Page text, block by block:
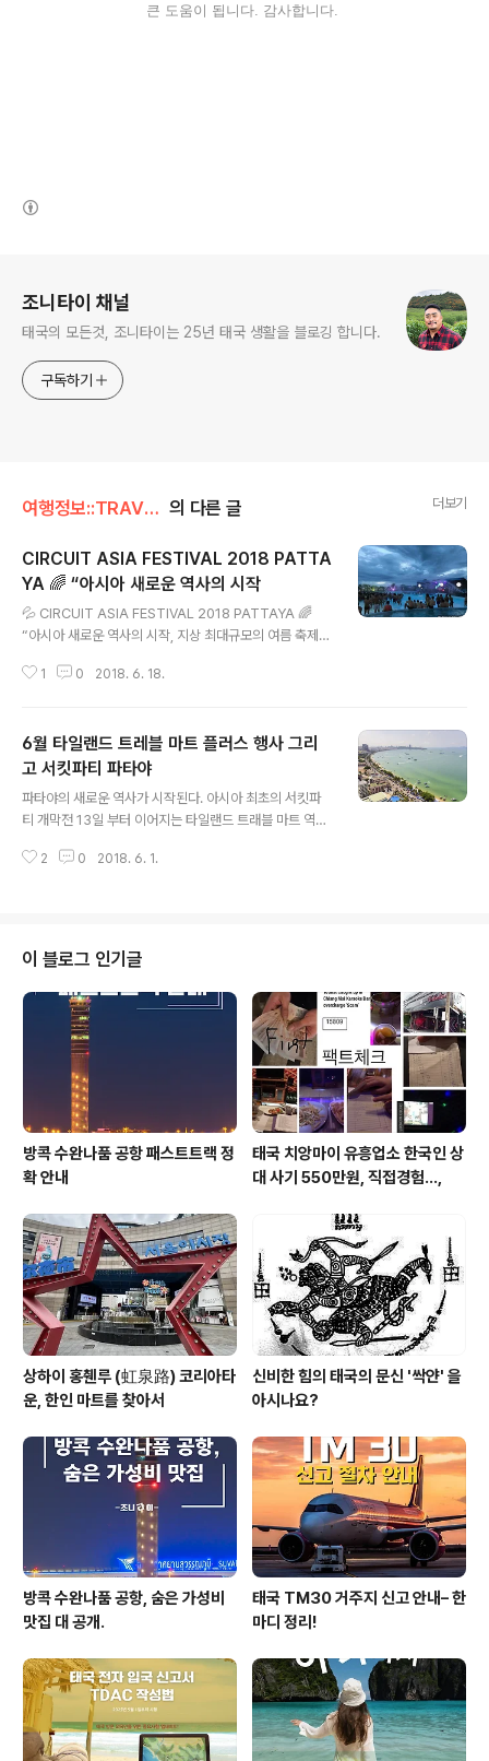
큰 도움이 됩니다. 감사합니다.
조니타이 채널
태국의 모든것, 조니타이는 25년 태국 생활을 블로깅 합니다.
구독하기
여행정보::TRAVEL/이벤트 의 다른 글 더보기
CIRCUIT ASIA FESTIVAL 2018 PATTA
YA 🌈 “아시아 새로운 역사의 시작
💦 CIRCUIT ASIA FESTIVAL 2018 PATTAYA 🌈
“아시아 새로운 역사의 시작, 지상 최대규모의 여름 축제,
바르셀로나의 전율을 그대로, “아시아 최대규모의 LGBT
y EPIC WEEKEND, The World’s favorite Water Pa
rk party in Thailand, _ _ Enjoy the freshest day in
Asia at Cartoon Network Amazone Waterpark!!
Get ready for tons of sun, water rides,..
1 0 2018. 6. 18.
6월 타일랜드 트레블 마트 플러스 행사 그리
고 서킷파티 파타야
​파타야의 새로운 역사가 시작된다. 아시아 최초의 서킷파
티 개막전 13일 부터 이어지는 타일랜드 트래블 마트 역시
a International Fireworks Festival)부터 6월의 파타
매콩유역개발 사업 “AMAZING GATEWAY TO THE
GREATER MEKONG SUBREGION (TTM+) 이라는
주제로 2018년 6월 13일~15일, 동양의 진주 해변휴양지
파타야에 오션 마리나 요크 클럽 “ Ocean Marina Yacht
Club, Patt..
2 0 2018. 6. 1.
이 블로그 인기글
방콕 수완나품 공항 패스트트랙 정
확 안내
태국 치앙마이 유흥업소 한국인 상
대 사기 550만원, 직접경험...,
상하이 홍췐루 (虹泉路) 코리아타
운, 한인 마트를 찾아서
신비한 힘의 태국의 문신 '싹얀' 을
아시나요?
방콕 수완나품 공항, 숨은 가성비
맛집 대 공개.
태국 TM30 거주지 신고 안내– 한
마디 정리!